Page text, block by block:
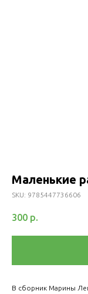
Маленькие
SKU: 9785447736606
300 р.
В сборник Марины